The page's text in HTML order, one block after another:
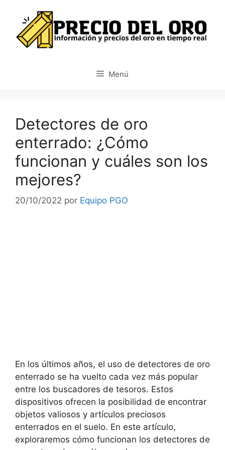
contenido
Menú
Detectores de oro
enterrado: ¿Cómo
funcionan y cuáles son los
mejores?
20/10/2022 por Equipo PGO
En los últimos años, el uso de detectores de oro
enterrado se ha vuelto cada vez más popular
entre los buscadores de tesoros. Estos
dispositivos ofrecen la posibilidad de encontrar
objetos valiosos y artículos preciosos
enterrados en el suelo. En este artículo,
exploraremos cómo funcionan los detectores de